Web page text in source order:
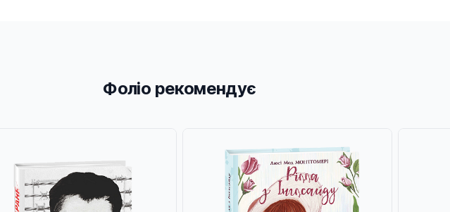
Фоліо рекомендує